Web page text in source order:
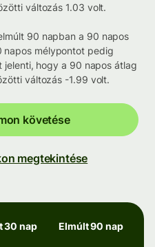
változás 1.03 volt.
90 napban a 90 napos
mélypontot pedig
hogy a 90 napos átlag
változás -1.99 volt.
követése
megtekintése
30 nap Elmúlt 90 nap